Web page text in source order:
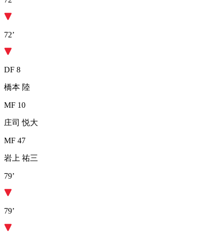
72’
DF 8
橋本 陸
MF 10
庄司 悦大
MF 47
岩上 祐三
79’
79’